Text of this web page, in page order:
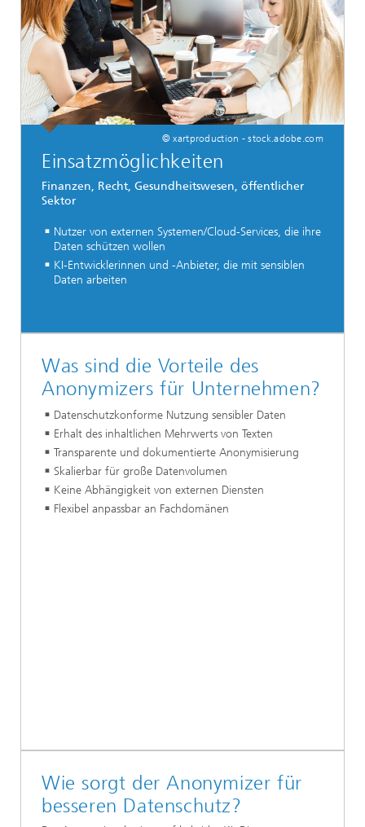
© xartproduction - stock.adobe.com
Einsatzmöglichkeiten
Finanzen, Recht, Gesundheitswesen, öffentlicher
Sektor
Nutzer von externen Systemen/Cloud-Services, die ihre
Daten schützen wollen
KI-Entwicklerinnen und -Anbieter, die mit sensiblen
Daten arbeiten
Was sind die Vorteile des
Anonymizers für Unternehmen?
Datenschutzkonforme Nutzung sensibler Daten
Erhalt des inhaltlichen Mehrwerts von Texten
Transparente und dokumentierte Anonymisierung
Skalierbar für große Datenvolumen
Keine Abhängigkeit von externen Diensten
Flexibel anpassbar an Fachdomänen
Wie sorgt der Anonymizer für
besseren Datenschutz?